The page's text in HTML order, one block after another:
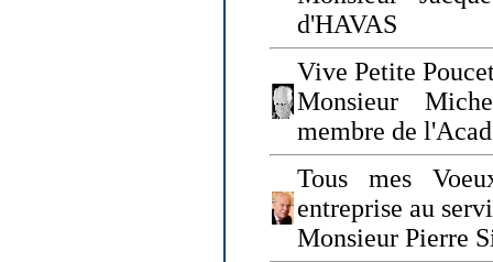
d'HAVAS
Vive Petite
Monsieur
membre de
Tous mes
entreprise au
Monsieur Pierre